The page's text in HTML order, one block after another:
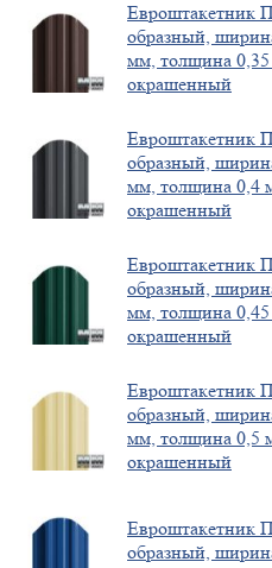
Евроштакетник
образный,
мм, толщина
окрашенный
Евроштакетник
образный,
мм, толщина 0,4
окрашенный
Евроштакетник
образный,
мм, толщина
окрашенный
Евроштакетник
образный,
мм, толщина 0,5
окрашенный
Евроштакетник
образный,